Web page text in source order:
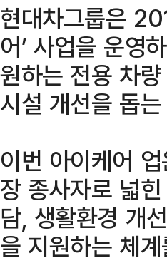
현대차그룹은
어’ 사업을 운영
원하는 전용 차
시설 개선을 돕
이번 아이케어
장 종사자로 넓
담, 생활환경 개
을 지원하는 체